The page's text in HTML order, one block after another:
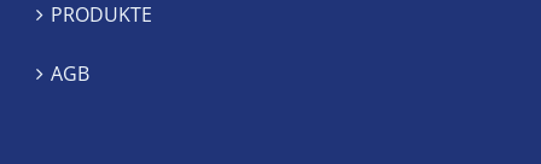
PRODUKTE
AGB